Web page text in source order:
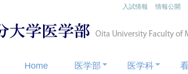
入試情報 情報公開
Home 医学部 医学科